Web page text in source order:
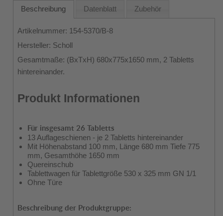
Beschreibung Datenblatt Zubehör
Artikelnummer: 154-5370/B-8
Hersteller: Scholl
Gesamtmaße: (BxTxH) 680x775x1650 mm, 2 Tabletts
hintereinander.
Produkt Informationen
Für insgesamt 26 Tabletts
13 Auflageschienen - je 2 Tabletts hintereinander
Mit Höhenabstand 100 mm, Länge 680 mm Tiefe 775
mm, Gesamthöhe 1650 mm
Quereinschub
Tablettwagen für Tablettgröße 530 x 325 mm GN 1/1
Ohne Türe
Beschreibung der Produktgruppe: